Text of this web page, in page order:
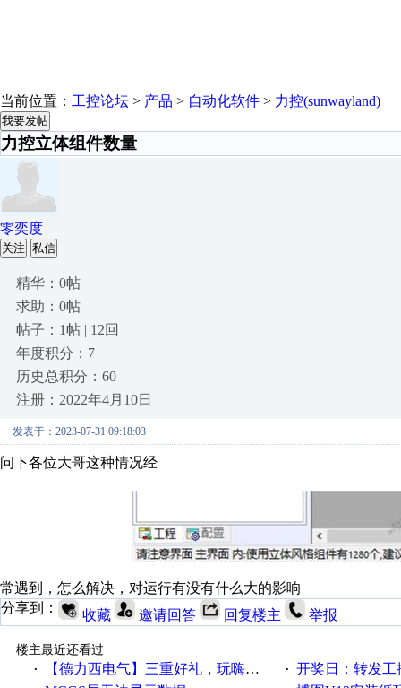
当前位置： 工控论坛 > 产品 > 自动化软件 > 力控(sunwayland)
我要发帖
力控立体组件数量
零奕度
关注 私信
精华：0帖
求助：0帖
帖子：1帖 | 12回
年度积分：7
历史总积分：60
注册：2022年4月10日
发表于：2023-07-31 09:18:03
问下各位大哥这种情况经
常遇到，怎么解决，对运行有没有什么大的影响
分享到：
收藏 邀请回答 回复楼主 举报
楼主最近还看过
·
【德力西电气】三重好礼，玩嗨夏日！ · 开奖日：转发工控速派